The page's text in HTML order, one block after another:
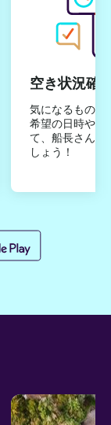
空き状況確
気になるものは
希望の日時やご
て、船長さんか
しょう！